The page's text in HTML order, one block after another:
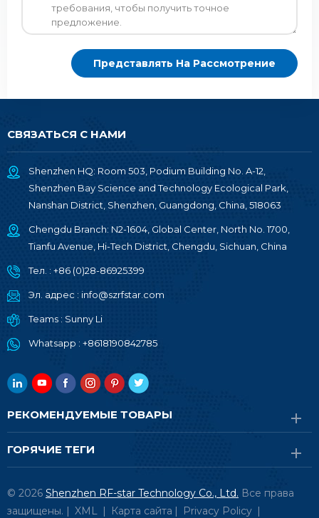
СВЯЗАТЬСЯ С НАМИ
Shenzhen HQ: Room 503, Podium Building No. A-12,
Shenzhen Bay Science and Technology Ecological Park,
Nanshan District, Shenzhen, Guangdong, China, 518063
Chengdu Branch: N2-1604, Global Center, North No. 1700,
Tianfu Avenue, Hi-Tech District, Chengdu, Sichuan, China
Тел. : +86 (0)28-86925399
Эл. адрес : info@szrfstar.com
Teams : Sunny Li
Whatsapp : +8618190842785
РЕКОМЕНДУЕМЫЕ ТОВАРЫ
ГОРЯЧИЕ ТЕГИ
© 2026 Shenzhen RF-star Technology Co., Ltd. Все права
защищены. | XML | Карта сайта | Privacy Policy |